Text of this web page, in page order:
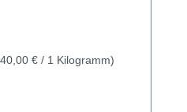
€ / 1 Kilogramm)